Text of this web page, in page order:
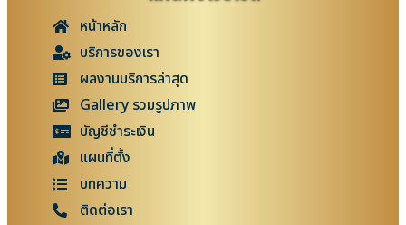
หน้าหลัก
บริการของเรา
ผลงานบริการล่าสุด
Gallery รวมรูปภาพ
บัญชีชำระเงิน
แผนที่ตั้ง
บทความ
ติดต่อเรา